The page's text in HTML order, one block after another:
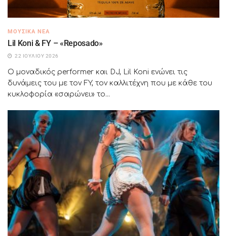
ΜΟΥΣΙΚΆ ΝΈΑ
Lil Koni & FY – «Reposado»
22 ΙΟΥΛΊΟΥ 2026
Ο μοναδικός performer και DJ, Lil Koni ενώνει τις
δυνάμεις του με τον FY, τον καλλιτέχνη που με κάθε του
κυκλοφορία «σαρώνει» το...